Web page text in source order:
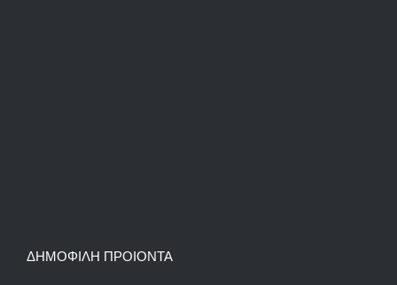
ΔΗΜΟΦΙΛΗ ΠΡΟΙΟΝΤΑ